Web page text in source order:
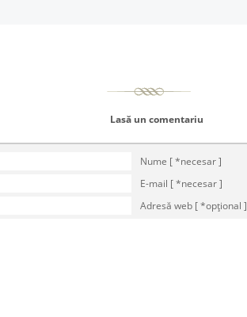
Lasă un comentariu
Nume [ *necesar ]
E-mail [ *necesar ]
Adresă web [ *opţional ]